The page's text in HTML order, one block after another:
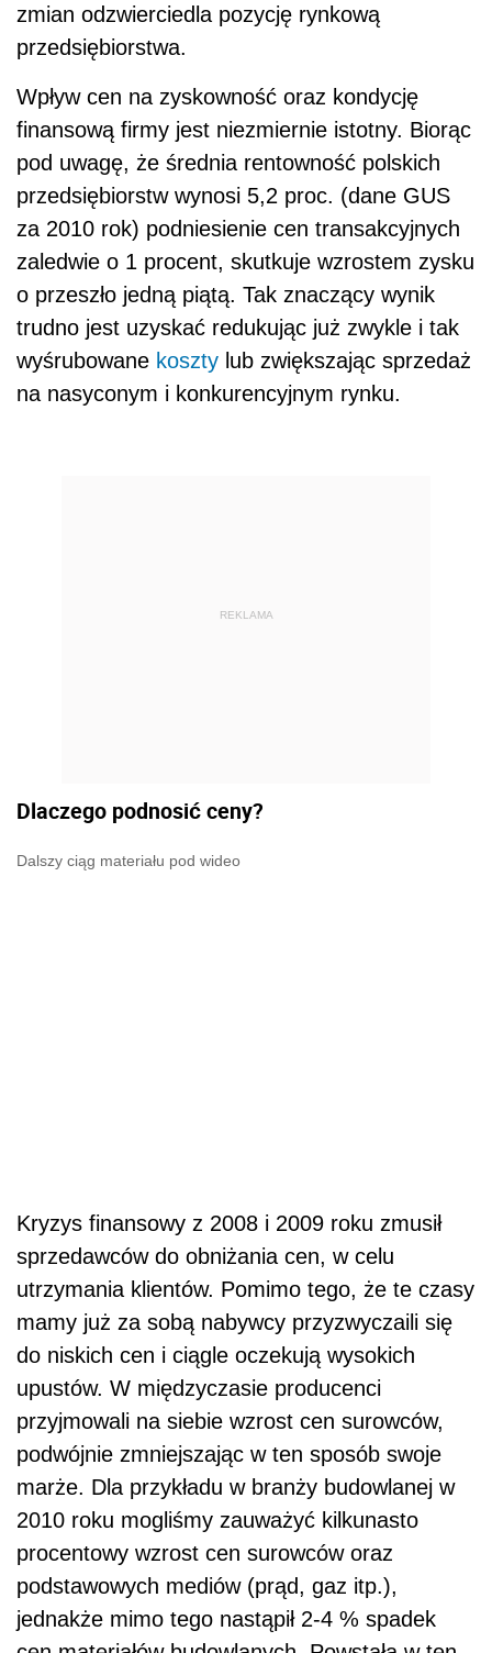
zmian odzwierciedla pozycję rynkową
przedsiębiorstwa.
Wpływ cen na zyskowność oraz kondycję
finansową firmy jest niezmiernie istotny. Biorąc
pod uwagę, że średnia rentowność polskich
przedsiębiorstw wynosi 5,2 proc. (dane GUS
za 2010 rok) podniesienie cen transakcyjnych
zaledwie o 1 procent, skutkuje wzrostem zysku
o przeszło jedną piątą. Tak znaczący wynik
trudno jest uzyskać redukując już zwykle i tak
wyśrubowane koszty lub zwiększając sprzedaż
na nasyconym i konkurencyjnym rynku.
REKLAMA
Dlaczego podnosić ceny?
Dalszy ciąg materiału pod wideo
Kryzys finansowy z 2008 i 2009 roku zmusił
sprzedawców do obniżania cen, w celu
utrzymania klientów. Pomimo tego, że te czasy
mamy już za sobą nabywcy przyzwyczaili się
do niskich cen i ciągle oczekują wysokich
upustów. W międzyczasie producenci
przyjmowali na siebie wzrost cen surowców,
podwójnie zmniejszając w ten sposób swoje
marże. Dla przykładu w branży budowlanej w
2010 roku mogliśmy zauważyć kilkunasto
procentowy wzrost cen surowców oraz
podstawowych mediów (prąd, gaz itp.),
jednakże mimo tego nastąpił 2-4 % spadek